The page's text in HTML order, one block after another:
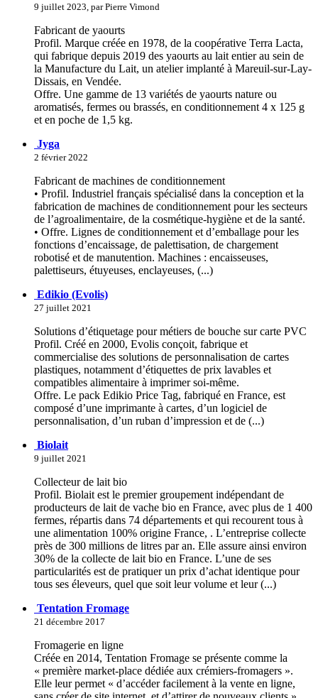
9 juillet 2023, par Pierre Vimond
Fabricant de yaourts
Profil. Marque créée en 1978, de la coopérative Terra Lacta,
qui fabrique depuis 2019 des yaourts au lait entier au sein de
la Manufacture du Lait, un atelier implanté à Mareuil-sur-Lay-
Dissais, en Vendée.
Offre. Une gamme de 13 variétés de yaourts nature ou
aromatisés, fermes ou brassés, en conditionnement 4 x 125 g
et en poche de 1,5 kg.
Jyga
2 février 2022
Fabricant de machines de conditionnement
• Profil. Industriel français spécialisé dans la conception et la
fabrication de machines de conditionnement pour les secteurs
de l’agroalimentaire, de la cosmétique-hygiène et de la santé.
• Offre. Lignes de conditionnement et d’emballage pour les
fonctions d’encaissage, de palettisation, de chargement
robotisé et de manutention. Machines : encaisseuses,
palettiseurs, étuyeuses, enclayeuses, (...)
Edikio (Evolis)
27 juillet 2021
Solutions d’étiquetage pour métiers de bouche sur carte PVC
Profil. Créé en 2000, Evolis conçoit, fabrique et
commercialise des solutions de personnalisation de cartes
plastiques, notamment d’étiquettes de prix lavables et
compatibles alimentaire à imprimer soi-même.
Offre. Le pack Edikio Price Tag, fabriqué en France, est
composé d’une imprimante à cartes, d’un logiciel de
personnalisation, d’un ruban d’impression et de (...)
Biolait
9 juillet 2021
Collecteur de lait bio
Profil. Biolait est le premier groupement indépendant de
producteurs de lait de vache bio en France, avec plus de 1 400
fermes, répartis dans 74 départements et qui recourent tous à
une alimentation 100% origine France, . L’entreprise collecte
près de 300 millions de litres par an. Elle assure ainsi environ
30% de la collecte de lait bio en France. L’une de ses
particularités est de pratiquer un prix d’achat identique pour
tous ses éleveurs, quel que soit leur volume et leur (...)
Tentation Fromage
21 décembre 2017
Fromagerie en ligne
Créée en 2014, Tentation Fromage se présente comme la
« première market-place dédiée aux crémiers-fromagers ».
Elle leur permet « d’accéder facilement à la vente en ligne,